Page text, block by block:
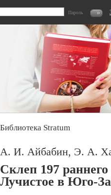
Пароль
Библиотека Stratum
А. И. Айбабин, Э. А.
Склеп 197
Лучистое в Юго-